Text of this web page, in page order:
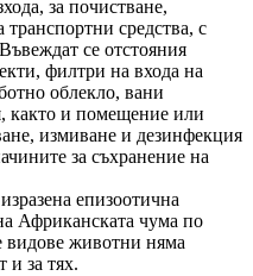
за почистване,
средства, с
се отстояния
филтри на входа на
облекло, вани
както и помещение или
измиване и дезинфекция
за съхранение на
епизоотична
Африканската чума по
видове животни няма
и за тях.